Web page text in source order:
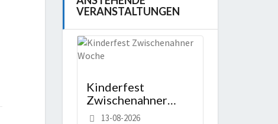
VERANSTALTUNGEN
Kinderfest
Zwischenahner
Woche
13-08-2026